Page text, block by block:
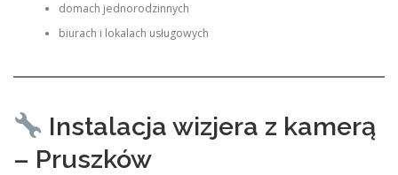
domach jednorodzinnych
biurach i lokalach usługowych
Instalacja wizjera z kamerą
– Pruszków